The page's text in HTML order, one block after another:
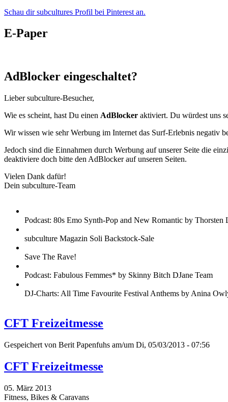
Schau dir subcultures Profil bei Pinterest an.
E-Paper
AdBlocker eingeschaltet?
Lieber subculture-Besucher,
Wie es scheint, hast Du einen AdBlocker aktiviert. Du würdest uns
Wir wissen wie sehr Werbung im Internet das Surf-Erlebnis negativ
Jedoch sind die Einnahmen durch Werbung auf unserer Seite die
deaktiviere doch bitte den AdBlocker auf unseren Seiten.
Vielen Dank dafür!
Dein subculture-Team
Podcast: 80s Emo Synth-Pop and New Romantic by Thorsten
subculture Magazin Soli Backstock-Sale
Save The Rave!
Podcast: Fabulous Femmes* by Skinny Bitch DJane Team
DJ-Charts: All Time Favourite Festival Anthems by Anina
CFT Freizeitmesse
Gespeichert von Berit Papenfuhs am/um Di, 05/03/2013 - 07:56
CFT Freizeitmesse
05. März 2013
Fitness, Bikes & Caravans